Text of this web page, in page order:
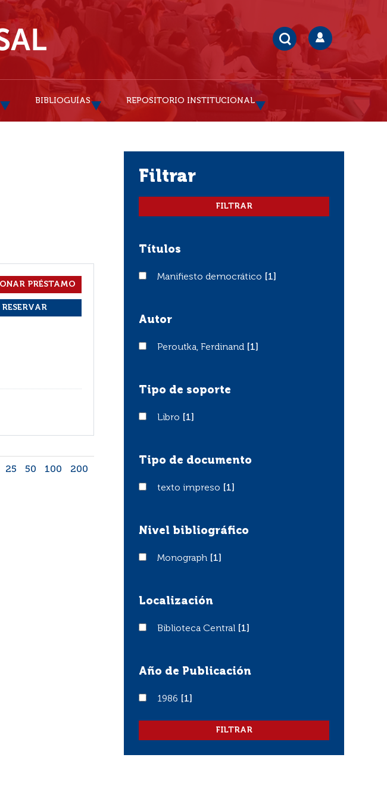
BIBLIOGUÍAS REPOSITORIO INSTITUCIONAL
25 50 100 200
filtrar
Títulos
Manifiesto democrático
Manifiesto democrático [1]
Autor
Peroutka, Ferdinand
Peroutka, Ferdinand [1]
Tipo de soporte
LibroLibro [1]
Tipo de documento
texto impreso
texto impreso [1]
Nivel bibliográfico
Monograph
Monograph [1]
Localización
Biblioteca Central
Biblioteca Central [1]
Año de Publicación
19861986 [1]